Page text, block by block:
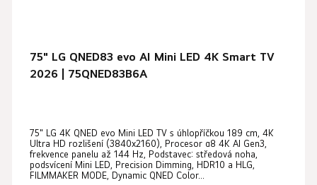
75" LG QNED83 evo AI Mini LED 4K Smart TV
2026 | 75QNED83B6A
75" LG 4K QNED evo Mini LED TV s úhlopříčkou 189 cm, 4K
Ultra HD rozlišení (3840x2160), Procesor α8 4K AI Gen3,
frekvence panelu až 144 Hz, Podstavec: středová noha,
podsvícení Mini LED, Precision Dimming, HDR10 a HLG,
FILMMAKER MODE, Dynamic QNED Color...